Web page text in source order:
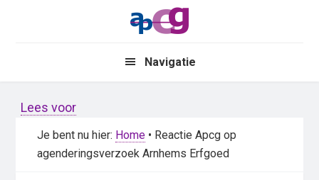
Navigatie
Lees voor
Je bent nu hier: Home • Reactie Apcg op
agenderingsverzoek Arnhems Erfgoed